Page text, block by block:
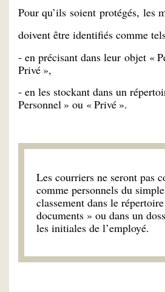
Pour qu’ils soient protégés, les
doivent être identifiés comme
- en précisant dans leur objet «
Privé »,
- en les stockant dans un
Personnel » ou « Privé ».
Les courriers ne seront pas
comme personnels du
classement dans le
documents » ou dans un
les initiales de l’employé.